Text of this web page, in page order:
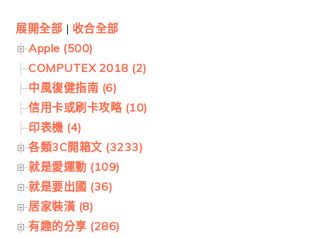
展開全部 | 收合全部
Apple (500)
COMPUTEX 2018 (2)
中風復健指南 (6)
信用卡或刷卡攻略 (10)
印表機 (4)
各類3C開箱文 (3233)
就是愛運動 (109)
就是要出國 (36)
居家裝潢 (8)
有趣的分享 (286)